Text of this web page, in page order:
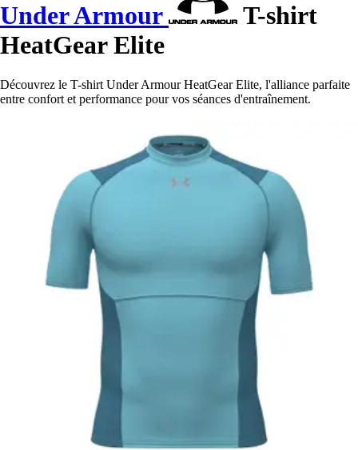
Under Armour
T-shirt
HeatGear Elite
Découvrez le T-shirt Under Armour HeatGear Elite, l'alliance parfaite
entre confort et performance pour vos séances d'entraînement.